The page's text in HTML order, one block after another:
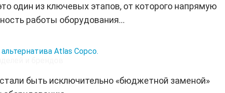
один из ключевых этапов, от которого напрямую
работы оборудования...
Atlas Copco.
быть исключительно «бюджетной заменой»